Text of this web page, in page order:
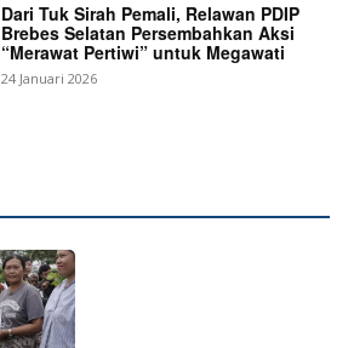
Dari Tuk Sirah Pemali, Relawan PDIP
Brebes Selatan Persembahkan Aksi
“Merawat Pertiwi” untuk Megawati
24 Januari 2026